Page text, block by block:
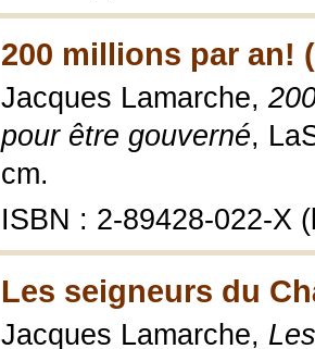
200 millions par an!
Jacques Lamarche,
pour être gouverné,
cm.
ISBN : 2-89428-022-X
Les seigneurs du
Jacques Lamarche,